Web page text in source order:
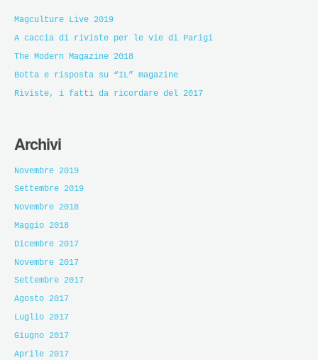
Magculture Live 2019
A caccia di riviste per le vie di Parigi
The Modern Magazine 2018
Botta e risposta su “IL” magazine
Riviste, i fatti da ricordare del 2017
Archivi
Novembre 2019
Settembre 2019
Novembre 2018
Maggio 2018
Dicembre 2017
Novembre 2017
Settembre 2017
Agosto 2017
Luglio 2017
Giugno 2017
Aprile 2017